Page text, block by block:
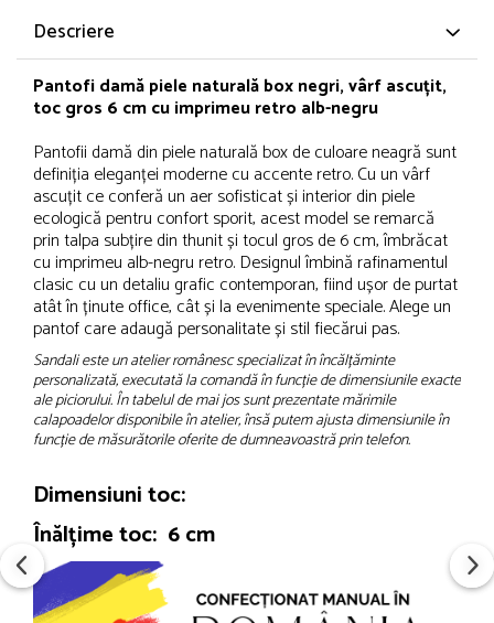
Descriere
Pantofi damă piele naturală box negri, vârf ascuțit,
toc gros 6 cm cu imprimeu retro alb-negru
Pantofii damă din piele naturală box de culoare neagră sunt
definiția eleganței moderne cu accente retro. Cu un vârf
ascuțit ce conferă un aer sofisticat și interior din piele
ecologică pentru confort sporit, acest model se remarcă
prin talpa subțire din thunit și tocul gros de 6 cm, îmbrăcat
cu imprimeu alb-negru retro. Designul îmbină rafinamentul
clasic cu un detaliu grafic contemporan, fiind ușor de purtat
atât în ținute office, cât și la evenimente speciale. Alege un
pantof care adaugă personalitate și stil fiecărui pas.
Sandali este un atelier românesc specializat în încălțăminte
personalizată, executată la comandă în funcție de dimensiunile exacte
ale piciorului. În tabelul de mai jos sunt prezentate mărimile
calapoadelor disponibile în atelier, însă putem ajusta dimensiunile în
funcție de măsurătorile oferite de dumneavoastră prin telefon.
Dimensiuni toc:
Înălțime toc: 6 cm